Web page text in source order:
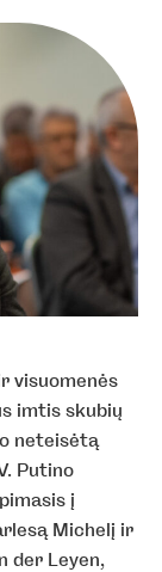
visuomenės
imtis skubių
neteisėtą
Putino
į
Michelį ir
der Leyen,